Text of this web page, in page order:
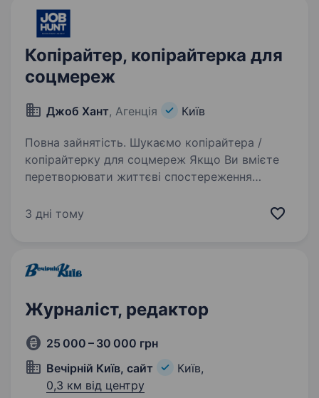
Копірайтер, копірайтерка для
соцмереж
Джоб Хант, Агенція Київ
Повна зайнятість. Шукаємо копірайтера /
копірайтерку для соцмереж Якщо Ви вмієте
перетворювати життєві спостереження
й надсилати колегам — нам по дорозі.
3 дні тому
Журналіст, редактор
25 000 – 30 000 грн
Вечірній Київ, сайт
Київ,
0,3 км від центру